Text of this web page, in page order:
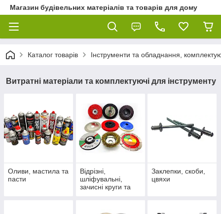
Магазин будівельних матеріалів та товарів для дому
Каталог товарів Інструменти та обладнання,
Витратні матеріали та комплектуючі для інструменту
Оливи, мастила та
пасти
Відрізні,
шліфувальні,
зачисні круги та
Заклепки, скоби,
цвяхи